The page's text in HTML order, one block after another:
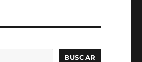
BUSCAR